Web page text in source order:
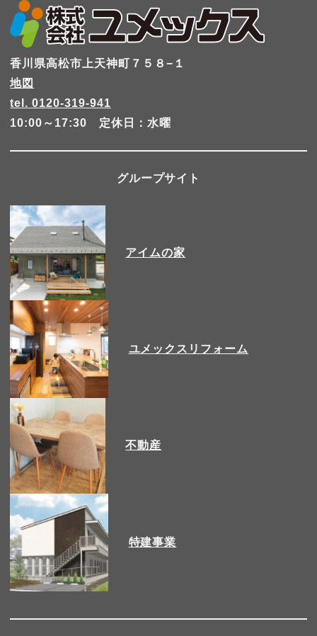
香川県高松市上天神町７５８−１
地図
tel. 0120-319-941
10:00～17:30 定休日：水曜
グループサイト
アイムの家
ユメックスリフォーム
不動産
特建事業